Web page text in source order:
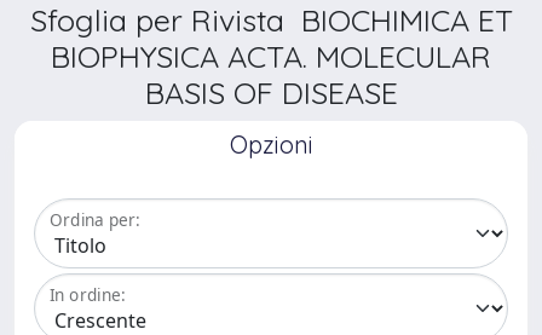
Sfoglia per Rivista BIOCHIMICA ET
BIOPHYSICA ACTA. MOLECULAR
BASIS OF DISEASE
Opzioni
Ordina per:
In ordine: